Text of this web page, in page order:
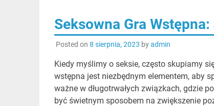
Seksowna Gra
Posted on 8 sierpnia, 2023 byadmin
Kiedy myślimy o seksie, często skupiamy
wstępna jest niezbędnym elementem, aby
ważne w długotrwałych związkach, gdzie
być świetnym sposobem na zwiększenie